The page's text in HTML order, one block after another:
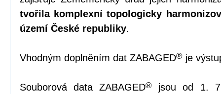
tvořila komplexní topologicky
území České republiky.
Vhodným doplněním dat ZABAGED® je
Souborová data ZABAGED® jsou od 1.